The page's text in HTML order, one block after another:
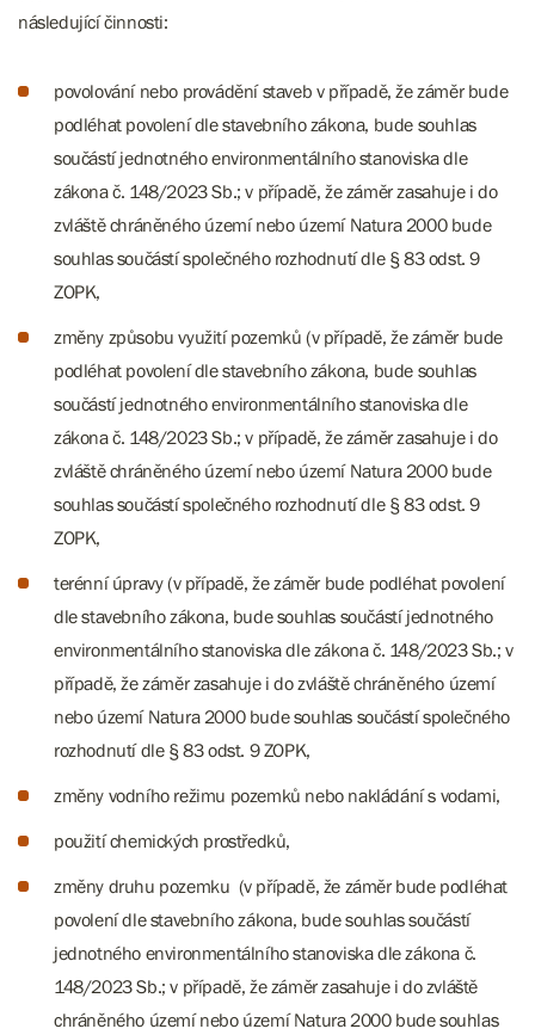
následující činnosti:
povolování nebo provádění staveb v případě, že záměr bude
podléhat povolení dle stavebního zákona, bude souhlas
součástí jednotného environmentálního stanoviska dle
zákona č. 148/2023 Sb.; v případě, že záměr zasahuje i do
zvláště chráněného území nebo území Natura 2000 bude
souhlas součástí společného rozhodnutí dle § 83 odst. 9
ZOPK,
změny způsobu využití pozemků (v případě, že záměr bude
podléhat povolení dle stavebního zákona, bude souhlas
součástí jednotného environmentálního stanoviska dle
zákona č. 148/2023 Sb.; v případě, že záměr zasahuje i do
zvláště chráněného území nebo území Natura 2000 bude
souhlas součástí společného rozhodnutí dle § 83 odst. 9
ZOPK,
terénní úpravy (v případě, že záměr bude podléhat povolení
dle stavebního zákona, bude souhlas součástí jednotného
environmentálního stanoviska dle zákona č. 148/2023 Sb.; v
případě, že záměr zasahuje i do zvláště chráněného území
nebo území Natura 2000 bude souhlas součástí společného
rozhodnutí dle § 83 odst. 9 ZOPK,
změny vodního režimu pozemků nebo nakládání s vodami,
použití chemických prostředků,
změny druhu pozemku (v případě, že záměr bude podléhat
povolení dle stavebního zákona, bude souhlas součástí
jednotného environmentálního stanoviska dle zákona č.
148/2023 Sb.; v případě, že záměr zasahuje i do zvláště
chráněného území nebo území Natura 2000 bude souhlas